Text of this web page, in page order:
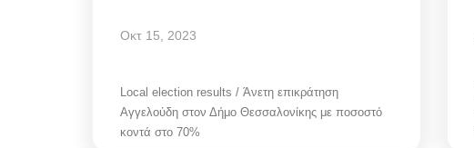
Οκτ 15, 2023
Local election results / Άνετη επικράτηση
Αγγελούδη στον Δήμο Θεσσαλονίκης με ποσοστό
κοντά στο 70%